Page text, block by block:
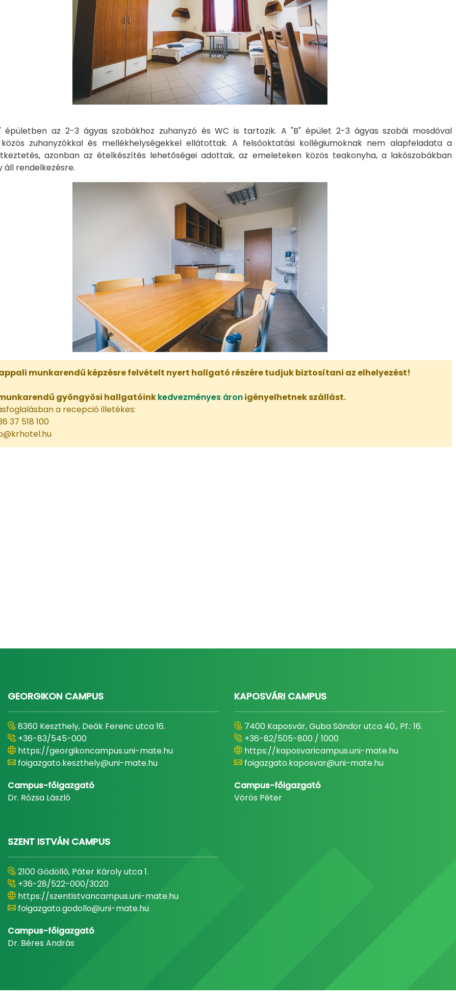
épületben az 2-3 ágyas szobákhoz zuhanyzó és WC is tartozik. A "B" épület 2-3 ágyas szobái mosdóval
zuhanyzókkal és mellékhelységekkel ellátottak. A felsőoktatási kollégiumoknak nem alapfeladata a
azonban az ételkészítés lehetőségei adottak, az emeleteken közös teakonyha, a lakószobákban
áll rendelkezésre.
munkarendű képzésre felvételt nyert hallgató részére tudjuk biztosítani az elhelyezést!
gyöngyösi hallgatóinkkedvezményes áronigényelhetnek szállást.
a recepció illetékes:
37 518 100
GEORGIKON CAMPUS
8360 Keszthely, Deák Ferenc utca 16.
+36-83/545-000
https://georgikoncampus.uni-mate.hu
foigazgato.keszthely@uni-mate.hu
Campus-főigazgató
Dr. Rózsa László
KAPOSVÁRI CAMPUS
7400 Kaposvár, Guba Sándor utca 40., Pf.: 16.
+36-82/505-800 / 1000
https://kaposvaricampus.uni-mate.hu
foigazgato.kaposvar@uni-mate.hu
Campus-főigazgató
Vörös Péter
SZENT ISTVÁN CAMPUS
2100 Gödöllő, Páter Károly utca 1.
+36-28/522-000/3020
https://szentistvancampus.uni-mate.hu
foigazgato.godollo@uni-mate.hu
Campus-főigazgató
Dr. Béres András